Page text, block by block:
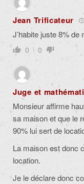
Jean Trificateur
J’habite juste 8% de
0 0
Juge et
Monsieur affirme
sa maison et que le
90% lui sert de
La maison est donc
location.
Je le déclare donc